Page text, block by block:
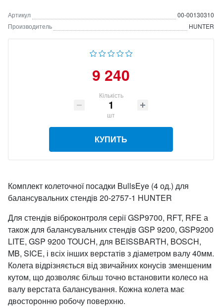
Артикул
00-00130310
Производитель
HUNTER
9 240
Кількість
шт
КУПИТЬ
Комплект колеточної посадки BullsEye (4 од.) для
балансувальних стендів 20-2757-1 HUNTER
Для стендів віброконтроля серії GSP9700, RFT, RFE а
також для балансувальних стендів GSP 9200, GSP9200
LITE, GSP 9200 TOUCH, для BEISSBARTH, BOSCH,
MB, SICE, і всіх інших верстатів з діаметром валу 40мм.
Колета відрізняється від звичайних конусів зменшеним
кутом, що дозволяє більш точно встановити колесо на
валу верстата балансування. Кожна колета має
двосторонню робочу поверхню.